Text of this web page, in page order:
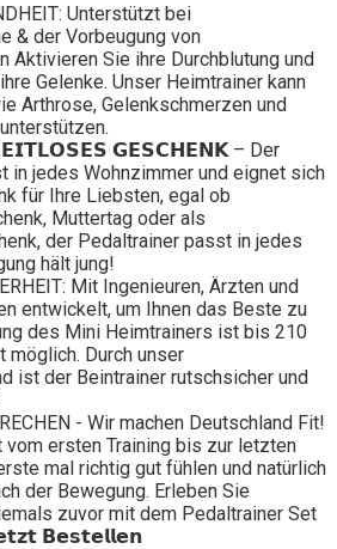
Unterstützt bei
& der Vorbeugung von
Aktivieren Sie ihre Durchblutung und
Gelenke. Unser Heimtrainer kann
Arthrose, Gelenkschmerzen und
𝗚𝗘𝗦𝗖𝗛𝗘𝗡𝗞 – Der
in jedes Wohnzimmer und eignet sich
für Ihre Liebsten, egal ob
Muttertag oder als
der Pedaltrainer passt in jedes
hält jung!
Mit Ingenieuren, Ärzten und
entwickelt, um Ihnen das Beste zu
des Mini Heimtrainers ist bis 210
möglich. Durch unser
ist der Beintrainer rutschsicher und
- Wir machen Deutschland Fit!
ersten Training bis zur letzten
mal richtig gut fühlen und natürlich
der Bewegung. Erleben Sie
zuvor mit dem Pedaltrainer Set
𝗕𝗲𝘀𝘁𝗲𝗹𝗹𝗲𝗻